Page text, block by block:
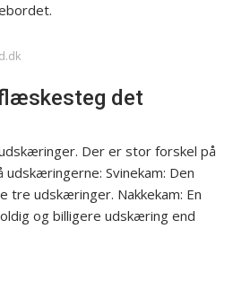
det
Der er stor forskel på
Svinekam: Den
tre udskæringer. Nakkekam: En
og billigere udskæring end